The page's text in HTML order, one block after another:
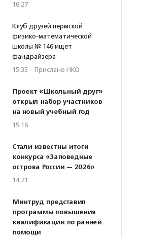
16:27
Клуб друзей пермской
физико-математической
школы № 146 ищет
фандрайзера
15:35 · Прислано НКО
Проект «Школьный друг»
открыл набор участников
на новый учебный год
15:16
Стали известны итоги
конкурса «Заповедные
острова России — 2026»
14:21
Минтруд представил
программы повышения
квалификации по ранней
помощи